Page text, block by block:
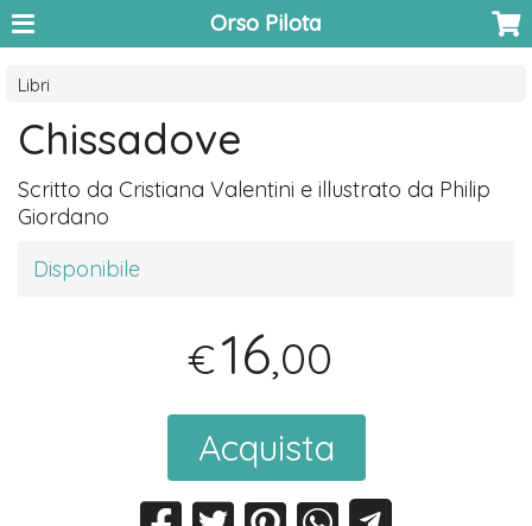
Orso Pilota
Libri
Chissadove
Scritto da Cristiana Valentini e illustrato da Philip
Giordano
Disponibile
€16,00
Acquista